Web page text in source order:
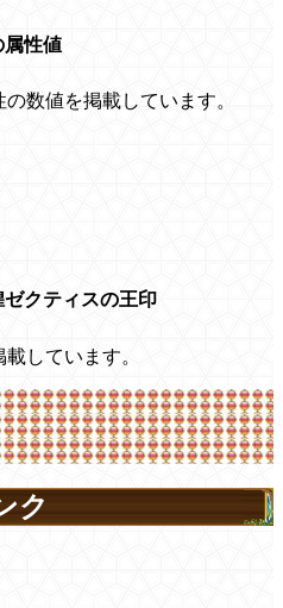
属性値
数値を掲載しています。
クティスの王印
しています。
ク